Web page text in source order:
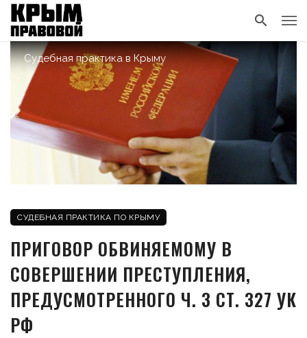
Судебная практика в Крыму
СУДЕБНАЯ ПРАКТИКА ПО КРЫМУ
ПРИГОВОР ОБВИНЯЕМОМУ В
СОВЕРШЕНИИ ПРЕСТУПЛЕНИЯ,
ПРЕДУСМОТРЕННОГО Ч. 3 СТ. 327 УК
РФ